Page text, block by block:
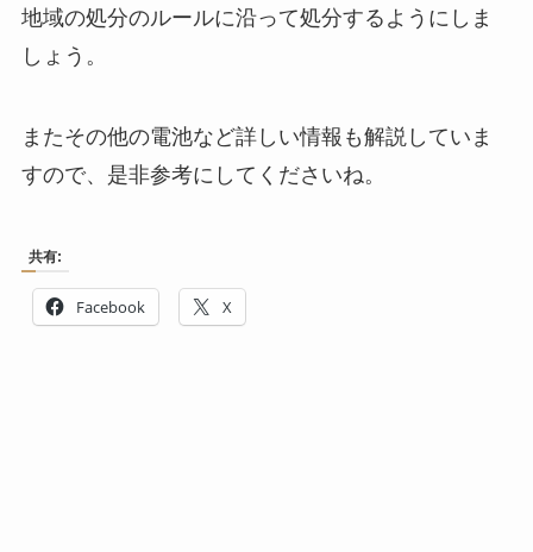
地域の処分のルールに沿って処分するようにしま
しょう。
またその他の電池など詳しい情報も解説していま
すので、是非参考にしてくださいね。
共有:
Facebook X